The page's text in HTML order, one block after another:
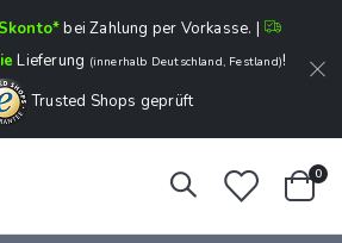
bei Zahlung per Vorkasse. |
Lieferung (innerhalb Deutschland, Festland)!
Trusted Shops geprüft
0